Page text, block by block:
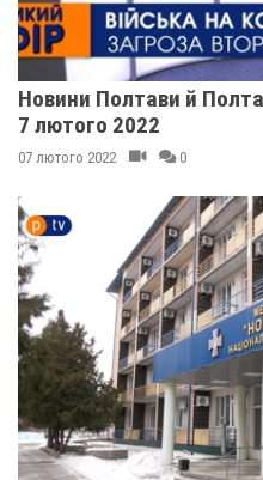
Новини Полтави й
7 лютого 2022
07 лютого 2022 0